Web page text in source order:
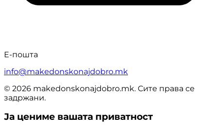
Е-пошта
info@makedonskonajdobro.mk
© 2026 makedonskonajdobro.mk. Сите права се
задржани.
Ја цениме вашата приватност